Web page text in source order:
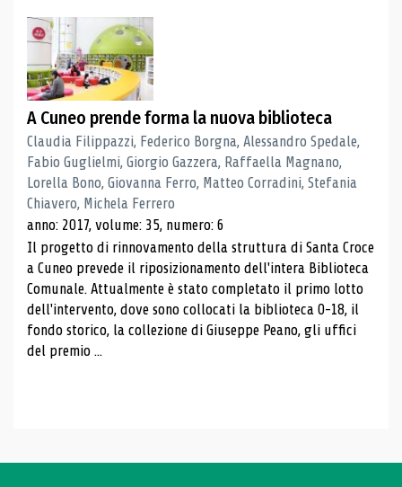
A Cuneo prende forma la nuova biblioteca
Claudia Filippazzi, Federico Borgna, Alessandro Spedale,
Fabio Guglielmi, Giorgio Gazzera, Raffaella Magnano,
Lorella Bono, Giovanna Ferro, Matteo Corradini, Stefania
Chiavero, Michela Ferrero
anno: 2017, volume: 35, numero: 6
Il progetto di rinnovamento della struttura di Santa Croce
a Cuneo prevede il riposizionamento dell'intera Biblioteca
Comunale. Attualmente è stato completato il primo lotto
dell'intervento, dove sono collocati la biblioteca 0-18, il
fondo storico, la collezione di Giuseppe Peano, gli uffici
del premio ...